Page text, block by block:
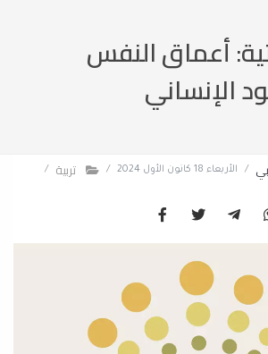
أعماق النفس
الإنساني
/ الأربعاء 18 كانون الأول 2024 / تربية
/